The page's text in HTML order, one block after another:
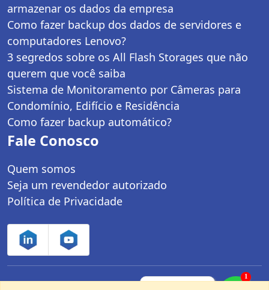
armazenar os dados da empresa
Como fazer backup dos dados de servidores e
computadores Lenovo?
3 segredos sobre os All Flash Storages que não
querem que você saiba
Sistema de Monitoramento por Câmeras para
Condomínio, Edifício e Residência
Como fazer backup automático?
Fale Conosco
Quem somos
Seja um revendedor autorizado
Política de Privacidade
Controle Net Tecnologia LTDA | CNPJ:
1